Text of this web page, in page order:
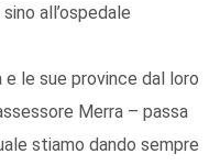
all’ospedale
le sue province dal loro
Merra – passa
stiamo dando sempre